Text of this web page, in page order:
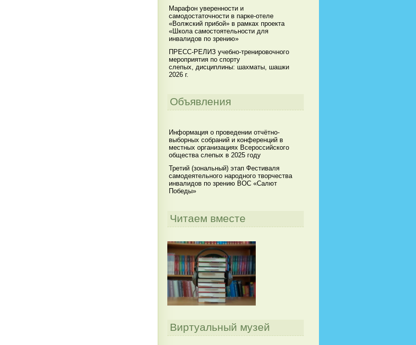
Марафон уверенности и
самодостаточности в парке-отеле
«Волжский прибой» в рамках проекта
«Школа самостоятельности для
инвалидов по зрению»
ПРЕСС-РЕЛИЗ учебно-тренировочного
мероприятия по спорту
слепых, дисциплины: шахматы, шашки
2026 г.
Объявления
Информация о проведении отчётно-
выборных собраний и конференций в
местных организациях Всероссийского
общества слепых в 2025 году
Третий (зональный) этап Фестиваля
самодеятельного народного творчества
инвалидов по зрению ВОС «Салют
Победы»
Читаем вместе
Виртуальный музей